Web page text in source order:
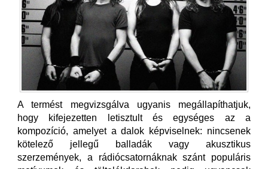
A termést megvizsgálva ugyanis megállapíthatjuk,
hogy kifejezetten letisztult és egységes az a
kompozíció, amelyet a dalok képviselnek: nincsenek
kötelező jellegű balladák vagy akusztikus
szerzemények, a rádiócsatornáknak szánt populáris